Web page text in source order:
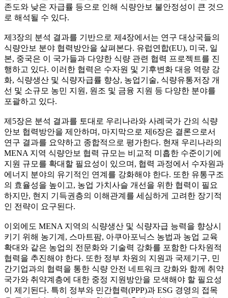
존도와 낮은 자급률 등으로 인해 식량안보 불안정성이 큰 것으
로 해석될 수 있다.
제3장의 분석 결과를 기반으로 제4장에서는 연구 대상국들의
식량안보 분야 협력방안을 살펴본다. 유럽연합(EU), 미국, 일
본, 중국은 이 국가들과 다양한 식량 관련 협력 프로젝트를 진
행하고 있다. 이러한 협력은 수자원 및 기후변화 대응 역량 강
화, 식량생산 및 식량자급률 향상, 농업기술, 식량유통저장 개
선 및 소규모 농민 지원, 원조 및 금융 지원 등 다양한 분야를
포괄하고 있다.
제5장은 분석 결과를 토대로 우리나라와 사례국가 간의 식량
안보 협력방안을 제안하며, 마지막으로 제6장은 결론으로서
연구 결과를 요약하고 종합적으로 평가한다. 현재 우리나라의
MENA 지역 식량안보 협력 규모는 비교적 미흡한 수준이기에
지원 규모를 확대할 필요성이 있으며, 협력 과정에서 수자원과
에너지 분야의 유기적인 연계를 강화해야 한다. 또한 유통구조
의 효율성을 높이고, 농업 가치사슬 개선을 위한 협력이 필요
하지만, 현지 기득권층의 이해관계를 세심하게 고려한 장기적
인 전략이 요구된다.
이외에도 MENA 지역의 식량생산 및 식량자급 능력을 향상시
키기 위해 농기계, 스마트팜, 아쿠아포닉스 농법과 농업 교육
확대와 같은 농업의 전문화와 기술력 강화를 포함한 다차원적
협력을 추진해야 한다. 또한 정부 차원의 지원과 국제기구, 민
간기업과의 협력을 통한 식량 안전 네트워크 강화와 함께 취약
국가와 취약계층에 대한 중정 지원방안을 모색해야 할 필요성
이 제기된다. 특히 정부와 민간협력(PPP)과 ESG 경영의 접목